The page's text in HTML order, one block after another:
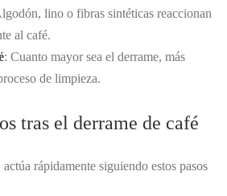
lino o fibras sintéticas reaccionan
al café.
: Cuanto mayor sea el derrame, más
de limpieza.
tras el derrame de café
rápidamente siguiendo estos pasos